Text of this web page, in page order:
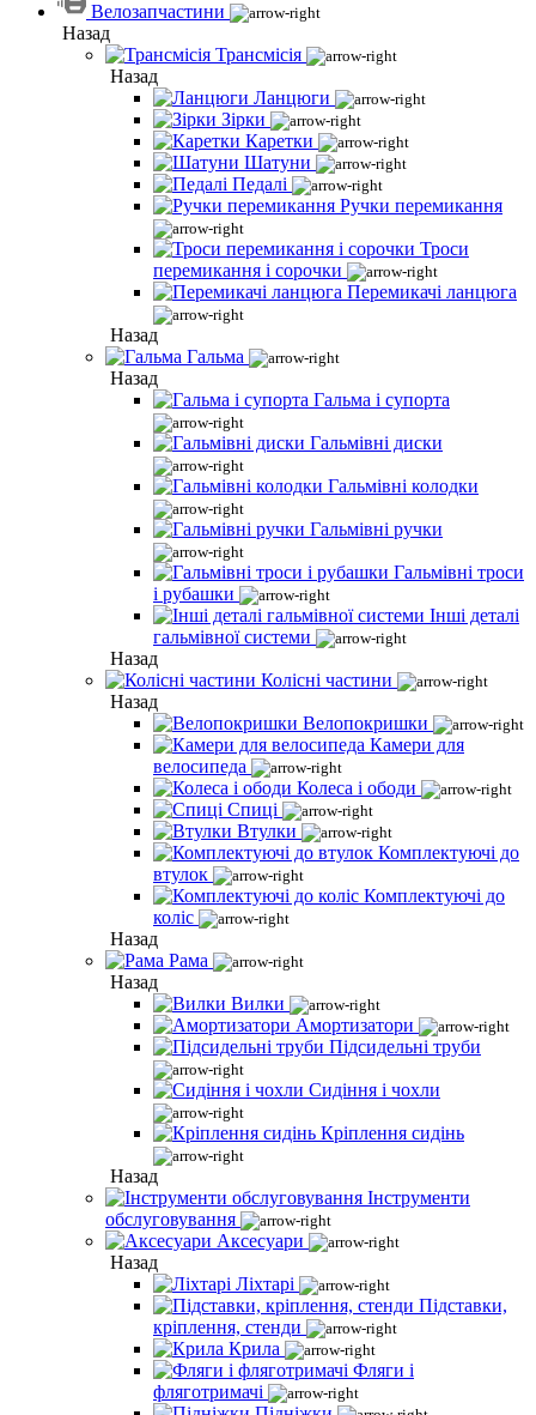
Велозапчастини
Назад
Трансмісія
Назад
Ланцюги
Зірки
Каретки
Шатуни
Педалі
Ручки перемикання
Троси
перемикання і сорочки
Перемикачі ланцюга
Назад
Гальма
Назад
Гальма і супорта
Гальмівні диски
Гальмівні колодки
Гальмівні ручки
Гальмівні троси
і рубашки
Інші деталі
гальмівної системи
Назад
Колісні частини
Назад
Велопокришки
Камери для
велосипеда
Колеса і ободи
Спиці
Втулки
Комплектуючі до
втулок
Комплектуючі до
коліс
Назад
Рама
Назад
Вилки
Амортизатори
Підсидельні труби
Сидіння і чохли
Кріплення сидінь
Назад
Інструменти
обслуговування
Аксесуари
Назад
Ліхтарі
Підставки,
кріплення, стенди
Крила
Фляги і
фляготримачі